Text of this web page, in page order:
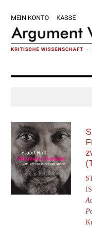
Hauptnavigation
springen
main
content
Hauptsidebar
springen
Fußzeile
springen
MEIN KONTO KASSE